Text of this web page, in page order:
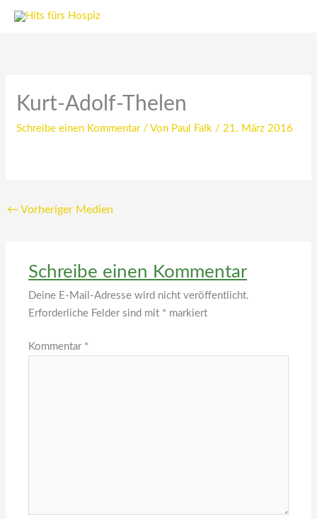
Zum
Kurt-Adolf-Thelen
Schreibe einen Kommentar / Von Paul Falk / 21. März 2016
← Vorheriger Medien
Schreibe einen Kommentar
Deine E-Mail-Adresse wird nicht veröffentlicht.
Erforderliche Felder sind mit * markiert
Kommentar *